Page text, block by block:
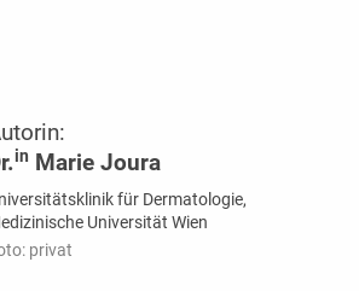
in Marie Joura
für Dermatologie,
Universität Wien
privat